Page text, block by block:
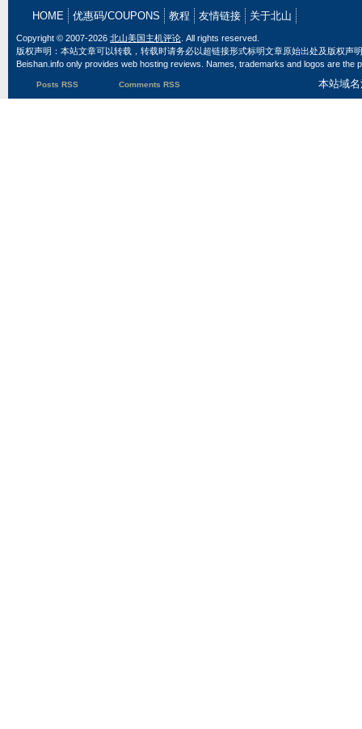
HOME 优惠码/COUPONS 教程 友情链接 关于北山
Copyright © 2007-2026 北山美国主机评论 . All rights reserved.
版权声明：本站文章可以转载，转载时请务必以超链接形式标明文章原始出处及版权声
Beishan.info only provides web hosting reviews. Names, trademarks and logos are
Posts RSS Comments RSS 本站域